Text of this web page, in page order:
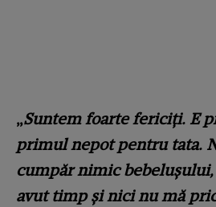
„Suntem foarte fericiţi. E
primul nepot pentru tata.
cumpăr nimic
avut timp şi nici nu mă